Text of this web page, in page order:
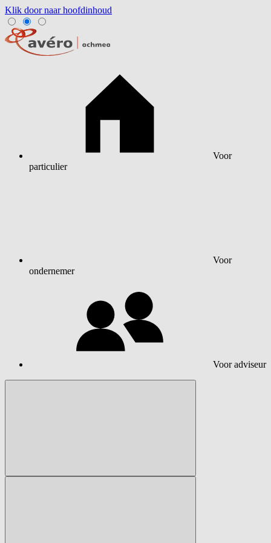
Klik door naar hoofdinhoud
Voor
particulier
Voor
ondernemer
Voor adviseur